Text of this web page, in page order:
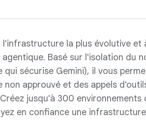
l'infrastructure la plus évolutive et
Basé sur l'isolation du
qui sécurise Gemini), il vous
approuvé et des appels
jusqu'à 300 environnements
en confiance une